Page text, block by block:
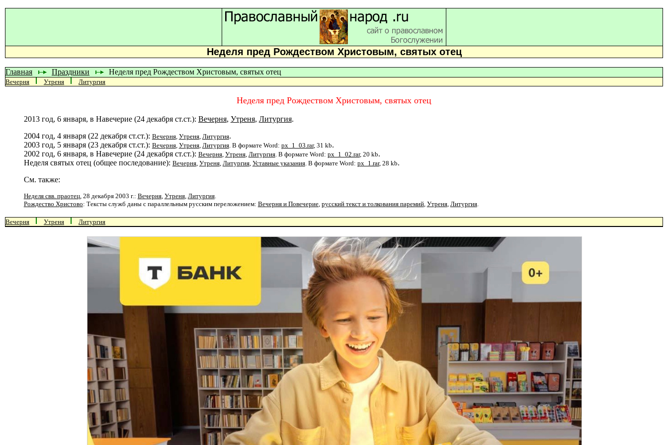
Неделя пред Рождеством Xристовым, святых отец
Главная Праздники Неделя пред Рождеством Xристовым, святых отец
Вечерня Утреня Литургия
Неделя пред Рождеством Xристовым, святых отец
2013 год, 6 января, в Навечерие (24 декабря ст.ст.): Вечерня, Утреня, Литургия.
2004 год, 4 января (22 декабря ст.ст.): Вечерня, Утреня, Литургия.
2003 год, 5 января (23 декабря ст.ст.): Вечерня, Утреня, Литургия. В формате Word: px_1_03.rar, 31 kb.
2002 год, 6 января, в Навечерие (24 декабря ст.ст.): Вечерня, Утреня, Литургия. В формате Word: px_1_02.rar, 20 kb.
Неделя святых отец (общее последование): Вечерня, Утреня, Литургия, Уставные указания. В формате Word: px_1.rar, 28 kb.
См. также:
Неделя свв. праотец, 28 декабря 2003 г.: Вечерня, Утреня, Литургия.
Рождество Христово: Тексты служб даны с параллельным русским переложением: Вечерня и Повечерие, русский текст и толкования паремий, Утреня, Литургия.
Вечерня Утреня Литургия